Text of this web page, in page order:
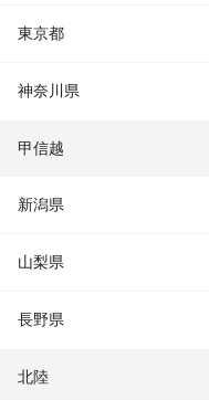
東京都
神奈川県
甲信越
新潟県
山梨県
長野県
北陸